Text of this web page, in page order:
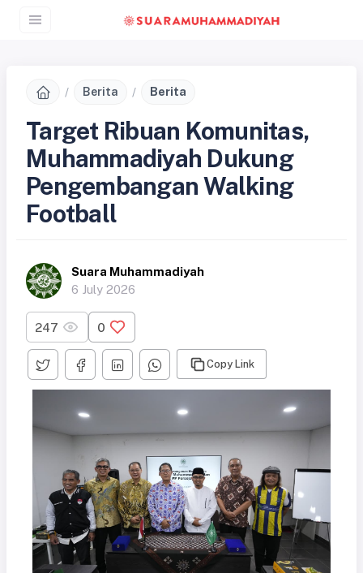
Berita Berita
Target Ribuan Komunitas,
Muhammadiyah Dukung
Pengembangan Walking
Football
Suara Muhammadiyah
6 July 2026
247 0
Copy Link